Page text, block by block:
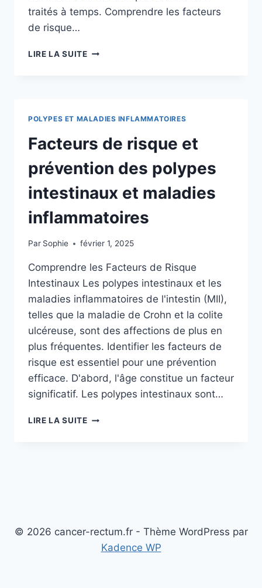
traités à temps. Comprendre les facteurs
de risque…
LIRE LA SUITEFACTEURS
POLYPES
COLORECTAUX
ET
INFLAMMATOIRES
L’INTESTIN
POLYPES ET MALADIES INFLAMMATOIRES
Facteurs de risque et
prévention des polypes
intestinaux et maladies
inflammatoires
Par Sophie février 1, 2025
Comprendre les Facteurs de Risque
Intestinaux Les polypes intestinaux et les
maladies inflammatoires de l'intestin (MII),
telles que la maladie de Crohn et la colite
ulcéreuse, sont des affections de plus en
plus fréquentes. Identifier les facteurs de
risque est essentiel pour une prévention
efficace. D'abord, l'âge constitue un facteur
significatif. Les polypes intestinaux sont…
LIRE LA SUITEFACTEURS
MALADIES
© 2026 cancer-rectum.fr - Thème WordPress par
Kadence WP